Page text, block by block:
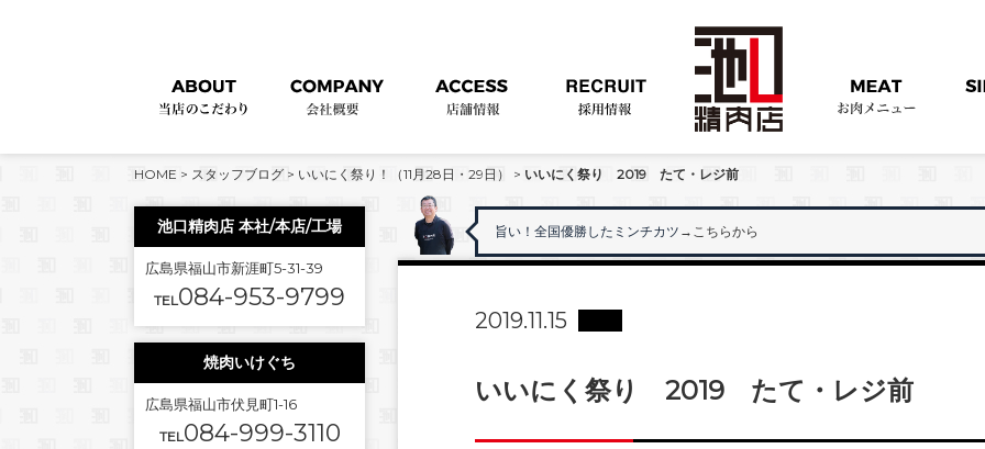
HOME > スタッフブログ > いいにく祭り！（11月28日・29日） > いいにく祭り 2019 たて・レジ前
旨い！全国優勝したミンチカツ →こちらから
2019.11.15
いいにく祭り 2019 たて・レジ前
池口精肉店 本社/本店/工場
広島県福山市新涯町5-31-39
TEL084-953-9799
焼肉いけぐち
広島県福山市伏見町1-16
TEL084-999-3110